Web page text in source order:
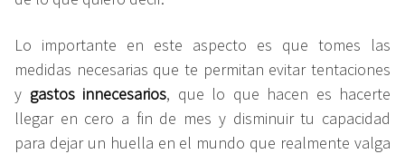
Lo importante en este aspecto es que tomes las
medidas necesarias que te permitan evitar tentaciones
y gastos innecesarios, que lo que hacen es hacerte
llegar en cero a fin de mes y disminuir tu capacidad
para dejar un huella en el mundo que realmente valga